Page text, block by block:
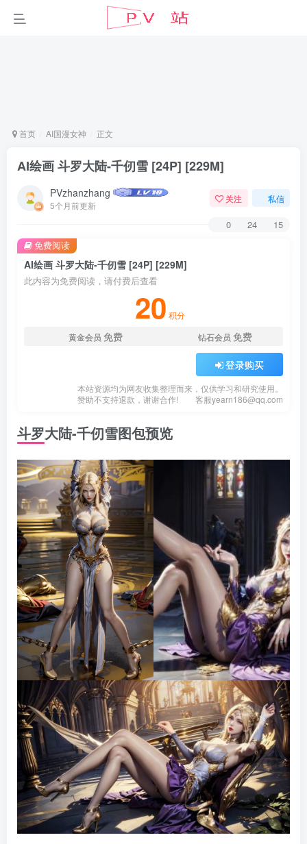
首页 AI国漫女神 正文
AI绘画 斗罗大陆-千仞雪 [24P] [229M]
PVzhanzhang
5个月前更新
关注 私信
0 24 15
AI绘画 斗罗大陆-千仞雪 [24P] [229M]
此内容为免费阅读，请付费后查看
20 积分
黄金会员 免费 钻石会员 免费
登录购买
本站资源均为网友收集整理而来，仅供学习和研究使用。
赞助不支持退款，谢谢合作!
客服yearn186@qq.com
免费阅读
斗罗大陆-千仞雪图包预览